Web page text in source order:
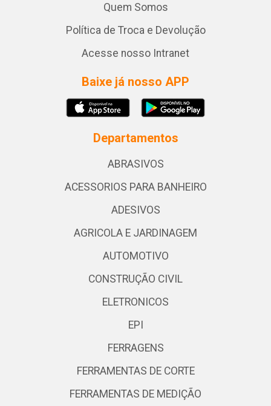
Quem Somos
Política de Troca e Devolução
Acesse nosso Intranet
Baixe já nosso APP
Departamentos
ABRASIVOS
ACESSORIOS PARA BANHEIRO
ADESIVOS
AGRICOLA E JARDINAGEM
AUTOMOTIVO
CONSTRUÇÃO CIVIL
ELETRONICOS
EPI
FERRAGENS
FERRAMENTAS DE CORTE
FERRAMENTAS DE MEDIÇÃO